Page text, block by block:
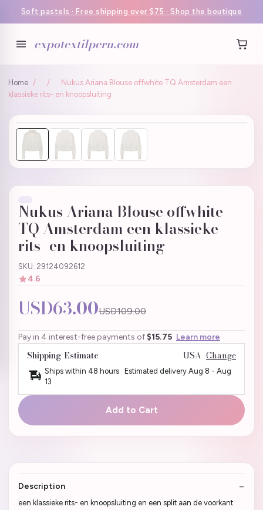
Soft pastels · Free shipping over $75 · Shop the boutique
expotextilperu.com
Home / /
Nukus Ariana Blouse offwhite TQ Amsterdam een
klassieke rits- en knoopsluiting
Nukus Ariana Blouse offwhite
TQ Amsterdam een klassieke
rits- en knoopsluiting
SKU: 29124092612
4.6
USD63.00USD109.00
Pay in 4 interest-free payments of $15.75 Learn more
Shipping Estimate USA Change
Ships within 48 hours · Estimated delivery Aug 8 - Aug
13
Add to Cart
Description
een klassieke rits- en knoopsluiting en een split aan de voorkant